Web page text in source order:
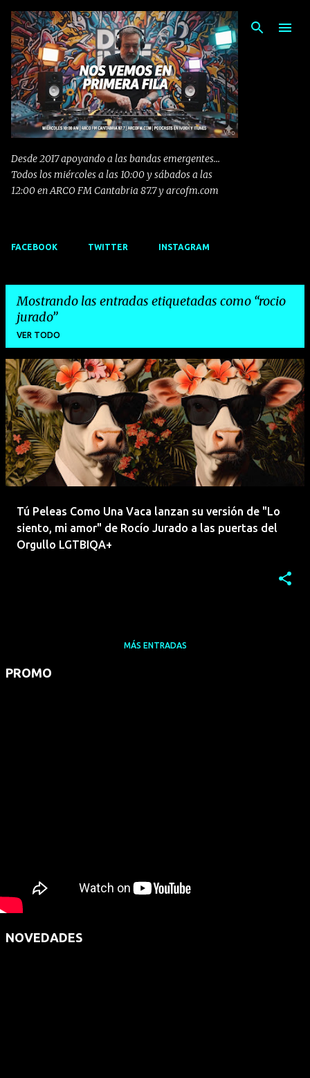
Ir al contenido principal
Desde 2017 apoyando a las bandas emergentes...
Todos los miércoles a las 10:00 y sábados a las
12:00 en ARCO FM Cantabria 87.7 y arcofm.com
FACEBOOK TWITTER INSTAGRAM
Mostrando las entradas etiquetadas como rocio
jurado
VER TODO
E
n
t
r
a
d
Tú Peleas Como Una Vaca lanzan su versión de "Lo
siento, mi amor" de Rocío Jurado a las puertas del
Orgullo LGTBIQA+
MÁS ENTRADAS
PROMO
NOVEDADES